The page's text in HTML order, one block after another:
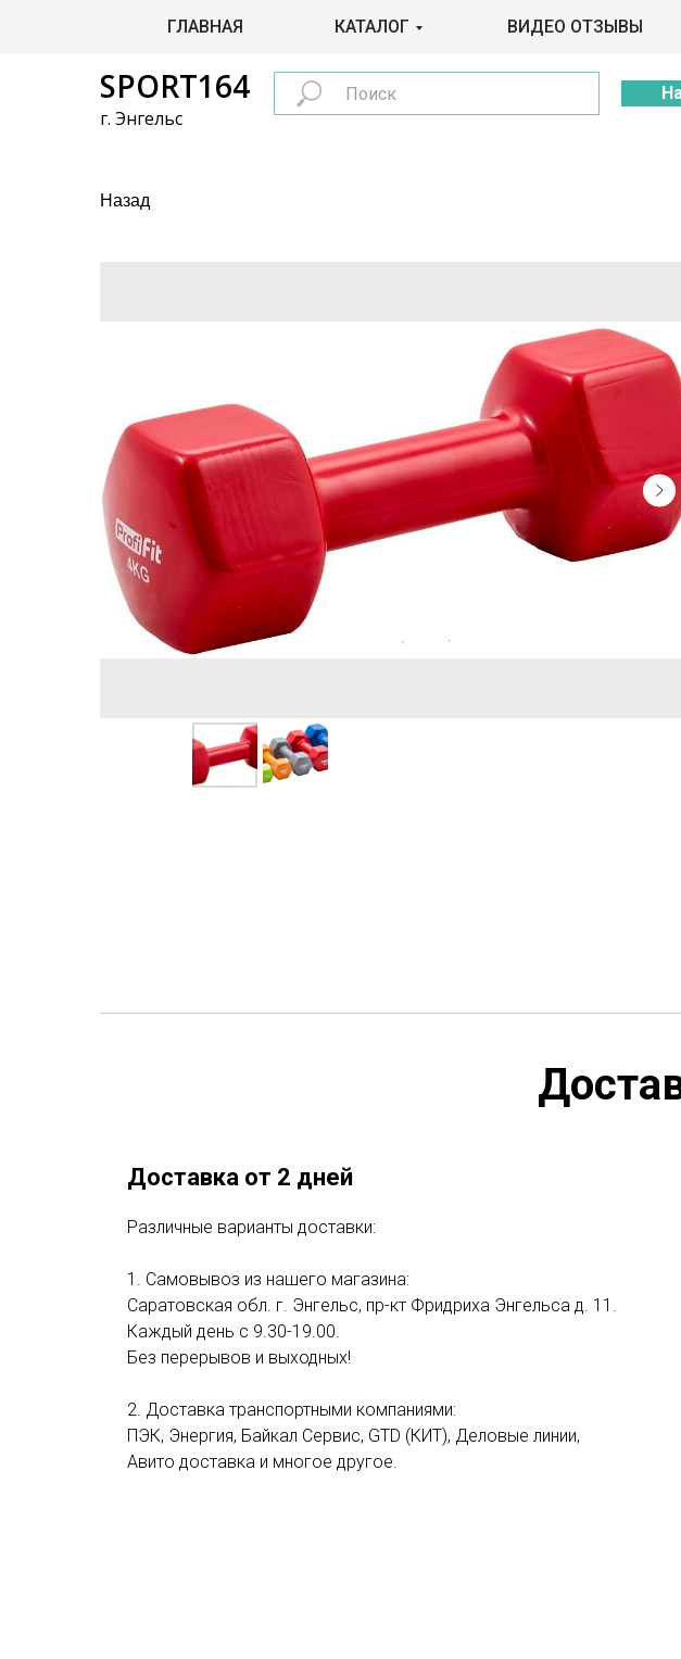
SPORT164
г. Энгельс
Назад
ГЛАВНАЯ КАТАЛОГ ВИДЕО ОТЗЫВЫ
Доставка от 2 дней
Различные варианты доставки:
1. Самовывоз из нашего магазина:
Саратовская обл. г. Энгельс, пр-кт Фридриха Энгельса д. 11.
Каждый день с 9.30-19.00.
Без перерывов и выходных!
2. Доставка транспортными компаниями:
ПЭК, Энергия, Байкал Сервис, GTD (КИТ), Деловые линии,
Авито доставка и многое другое.